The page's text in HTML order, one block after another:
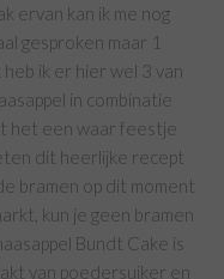
ervan kan ik me nog
gesproken maar 1
ik er hier wel 3 van
in combinatie
het een waar feestje
dit heerlijke recept
bramen op dit moment
kun je geen bramen
Bundt Cake is
van poedersuiker en